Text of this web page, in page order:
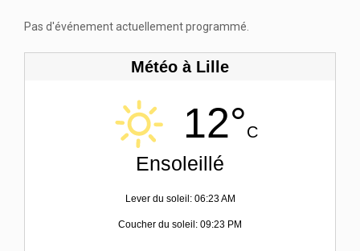
Pas d'événement actuellement programmé.
Météo à Lille
12°C
Ensoleillé
Lever du soleil: 06:23 AM
Coucher du soleil: 09:23 PM